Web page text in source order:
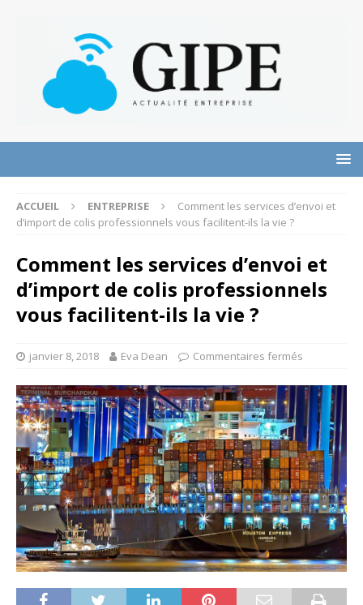
ACCUEIL ENTREPRISE
Comment les services d’envoi et
d’import de colis professionnels vous facilitent-ils la vie ?
Comment les services d’envoi et
d’import de colis professionnels
vous facilitent-ils la vie ?
janvier 8, 2018 Eva Dean Commentaires fermés